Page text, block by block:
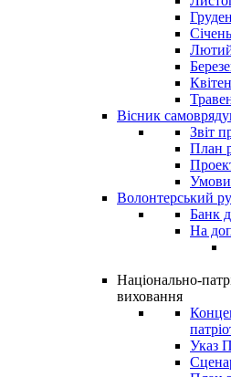
Січень
Вісник
Звіт
План
Умови
Волонтерський
Банк
На
Національно-
виховання
Указ